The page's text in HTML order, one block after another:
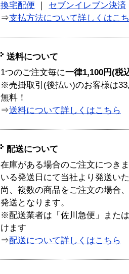
換宅配便
セブンイレブン決済
⇒支払方法について詳しくはこ
送料について
1つのご注文毎に一律1,100円(税
※売掛取引(後払い)のお客様は
無料！
⇒送料について詳しくはこちら
配送について
在庫がある場合のご注文につき
いる発送日にて当社より発送い
尚、複数の商品をご注文の場合
発送となります。
※配送業者は「佐川急便」また
けます
⇒配送について詳しくはこちら